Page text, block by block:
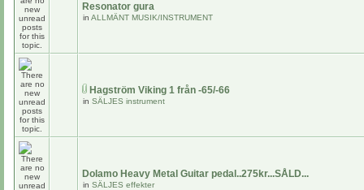
Resonator gura
in ALLMÄNT MUSIK/INSTRUMENT
Hagström Viking 1 från -65/-66
in SÄLJES instrument
Dolamo Heavy Metal Guitar pedal..275kr...SÅLD...
in SÄLJES effekter